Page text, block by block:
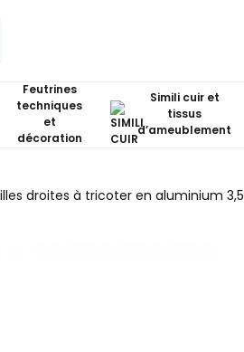
Feutrines
techniques
et
décoration
Simili cuir et
tissus
d’ameublement
droites à tricoter en aluminium 3,5